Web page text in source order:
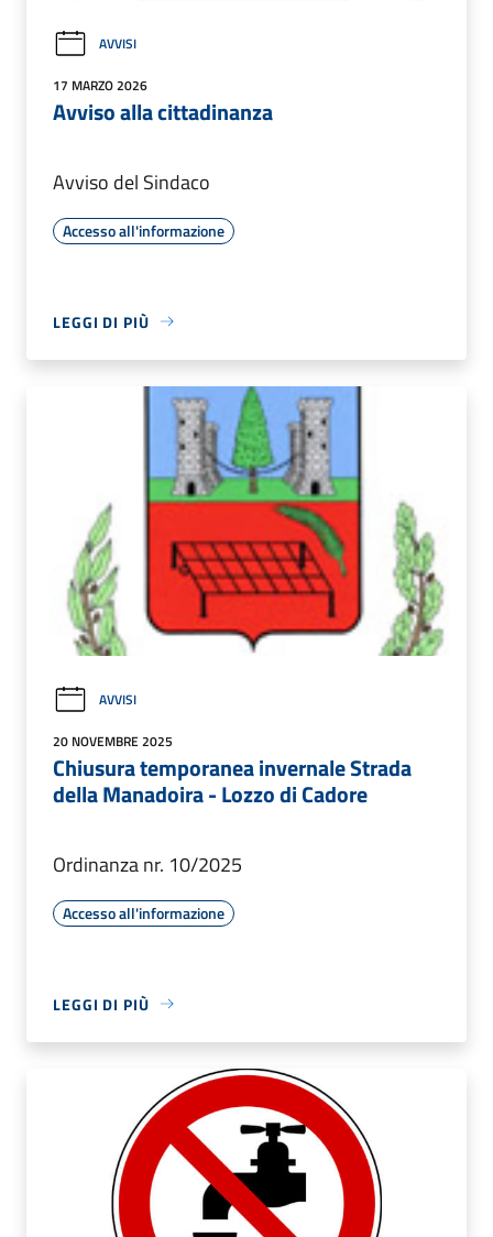
AVVISI
17 MARZO 2026
Avviso alla cittadinanza
Avviso del Sindaco
Accesso all'informazione
LEGGI DI PIÙ
AVVISI
20 NOVEMBRE 2025
Chiusura temporanea invernale Strada
della Manadoira - Lozzo di Cadore
Ordinanza nr. 10/2025
Accesso all'informazione
LEGGI DI PIÙ